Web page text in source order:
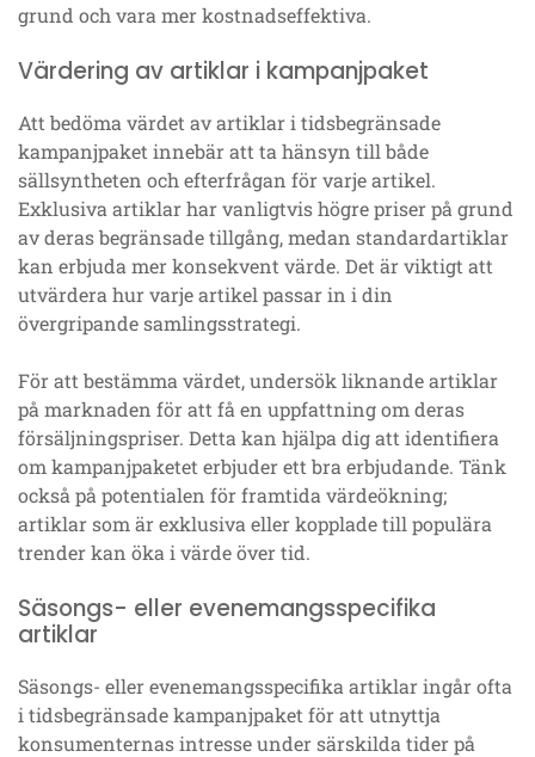
grund och vara mer kostnadseffektiva.
Värdering av artiklar i kampanjpaket
Att bedöma värdet av artiklar i tidsbegränsade
kampanjpaket innebär att ta hänsyn till både
sällsyntheten och efterfrågan för varje artikel.
Exklusiva artiklar har vanligtvis högre priser på grund
av deras begränsade tillgång, medan standardartiklar
kan erbjuda mer konsekvent värde. Det är viktigt att
utvärdera hur varje artikel passar in i din
övergripande samlingsstrategi.
För att bestämma värdet, undersök liknande artiklar
på marknaden för att få en uppfattning om deras
försäljningspriser. Detta kan hjälpa dig att identifiera
om kampanjpaketet erbjuder ett bra erbjudande. Tänk
också på potentialen för framtida värdeökning;
artiklar som är exklusiva eller kopplade till populära
trender kan öka i värde över tid.
Säsongs- eller evenemangsspecifika
artiklar
Säsongs- eller evenemangsspecifika artiklar ingår ofta
i tidsbegränsade kampanjpaket för att utnyttja
konsumenternas intresse under särskilda tider på